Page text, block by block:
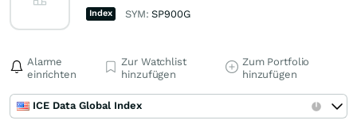
Index SYM:SP900G
Alarme
einrichten
Zur Watchlist
hinzufügen
Zum Portfolio
hinzufügen
ICE Data Global Index